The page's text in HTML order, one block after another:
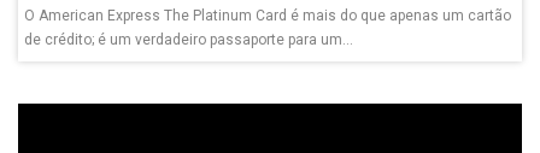
O American Express The Platinum Card é mais do que apenas um cartão
de crédito; é um verdadeiro passaporte para um...